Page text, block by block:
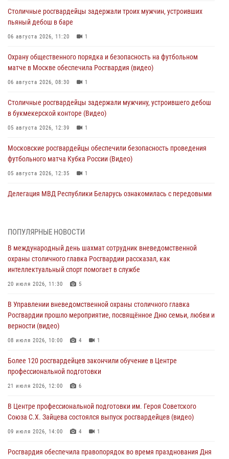
Столичные росгвардейцы задержали троих мужчин, устроивших
пьяный дебош в баре
06 августа 2026, 11:20 1
Охрану общественного порядка и безопасность на футбольном
матче в Москве обеспечила Росгвардия (видео)
06 августа 2026, 08:30 1
Столичные росгвардейцы задержали мужчину, устроившего дебош
в букмекерской конторе (Видео)
05 августа 2026, 12:39 1
Московские росгвардейцы обеспечили безопасность проведения
футбольного матча Кубка России (Видео)
05 августа 2026, 12:35 1
Делегация МВД Республики Беларусь ознакомилась с передовыми
боевому самбо. (видео)
04 августа 2026, 14:00
Офицер Росгвардии стал гостем прямого эфира на «Радио Москвы»
04 августа 2026, 12:28
В Москве росгвардейцы задержали подозреваемого в нападении
на охранника торгового центра (видео)
В Главном управлении Росгвардии по городу Москве подвели итоги
работы подразделений за прошедший месяц
ПОПУЛЯРНЫЕ НОВОСТИ
В международный день шахмат сотрудник вневедомственной
охраны столичного главка Росгвардии рассказал, как
интеллектуальный спорт помогает в службе
20 июля 2026, 11:30 5
В Управлении вневедомственной охраны столичного главка
Росгвардии прошло мероприятие, посвящённое Дню семьи, любви и
верности (видео)
08 июля 2026, 10:00 4 1
Более 120 росгвардейцев закончили обучение в Центре
профессиональной подготовки
21 июля 2026, 12:00 6
В Центре профессиональной подготовки им. Героя Советского
Союза С.Х. Зайцева состоялся выпуск росгвардейцев (видео)
09 июля 2026, 14:00 4 1
Росгвардия обеспечила правопорядок во время празднования Дня